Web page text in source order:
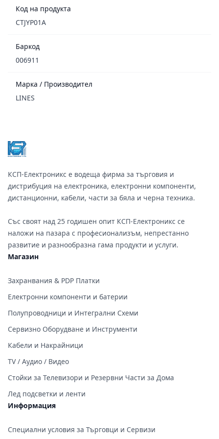
Код на продукта
CTJYP01A
Баркод
006911
Марка / Производител
LINES
КСП-Електроникс е водеща фирма за търговия и
дистрибуция на електроника, електронни компоненти,
дистанционни, кабели, части за бяла и черна техника.
Със своят над 25 годишен опит КСП-Електроникс се
наложи на пазара с професионализъм, непрестанно
развитие и разнообразна гама продукти и услуги.
Магазин
Захранвания & PDP Платки
Електронни компоненти и батерии
Полупроводници и Интегрални Схеми
Сервизно Оборудване и Инструменти
Кабели и Накрайници
TV / Аудио / Видео
Стойки за Телевизори и Резервни Части за Дома
Лед подсветки и ленти
Информация
Специални условия за Търговци и Сервизи